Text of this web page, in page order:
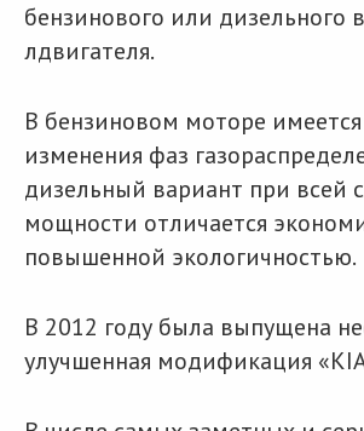
бензинового или дизельного
лдвигателя.
В бензиновом моторе
изменения фаз
дизельный вариант при всей
мощности отличается
повышенной экологичностью.
В 2012 году была выпущена
улучшенная модификация